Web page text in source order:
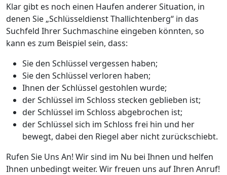
Klar gibt es noch einen Haufen anderer Situation, in
denen Sie „Schlüsseldienst Thallichtenberg“ in das
Suchfeld Ihrer Suchmaschine eingeben könnten, so
kann es zum Beispiel sein, dass:
Sie den Schlüssel vergessen haben;
Sie den Schlüssel verloren haben;
Ihnen der Schlüssel gestohlen wurde;
der Schlüssel im Schloss stecken geblieben ist;
der Schlüssel im Schloss abgebrochen ist;
der Schlüssel sich im Schloss frei hin und her
bewegt, dabei den Riegel aber nicht zurückschiebt.
Rufen Sie Uns An! Wir sind im Nu bei Ihnen und helfen
Ihnen unbedingt weiter. Wir freuen uns auf Ihren Anruf!